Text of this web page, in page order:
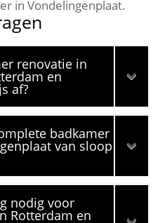
in Vondelingenplaat.​
renovatie in
en
af?
badkamer
van sloop
nodig voor
Rotterdam en